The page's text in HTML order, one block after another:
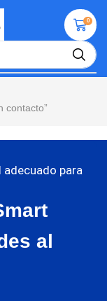
0
contacto”
para
al